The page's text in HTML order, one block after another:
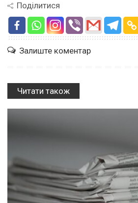
Поділитися
Залиште коментар
Читати також